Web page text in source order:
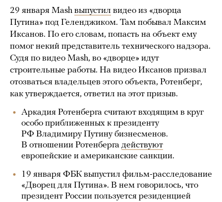
29 января Mash выпустил видео из «дворца
Путина» под Геленджиком. Там побывал Максим
Иксанов. По его словам, попасть на объект ему
помог некий представитель технического надзора.
Судя по видео Mash, во «дворце» идут
строительные работы. На видео Иксанов призвал
отозваться владельцев этого объекта, Ротенберг,
как утверждается, ответил на этот призыв.
Аркадия Ротенберга считают входящим в круг
особо приближенных к президенту
РФ Владимиру Путину бизнесменов.
В отношении Ротенберга действуют
европейские и американские санкции.
19 января ФБК выпустил фильм-расследование
«Дворец для Путина». В нем говорилось, что
президент России пользуется резиденцией